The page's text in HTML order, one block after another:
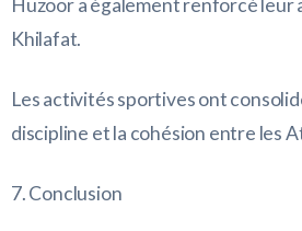
Huzoor a également renforcé leur
Khilafat.
Les activités sportives ont
discipline et la cohésion entre les
7. Conclusion